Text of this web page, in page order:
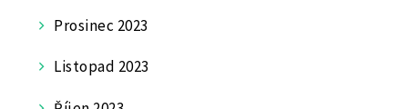
Prosinec 2023
Listopad 2023